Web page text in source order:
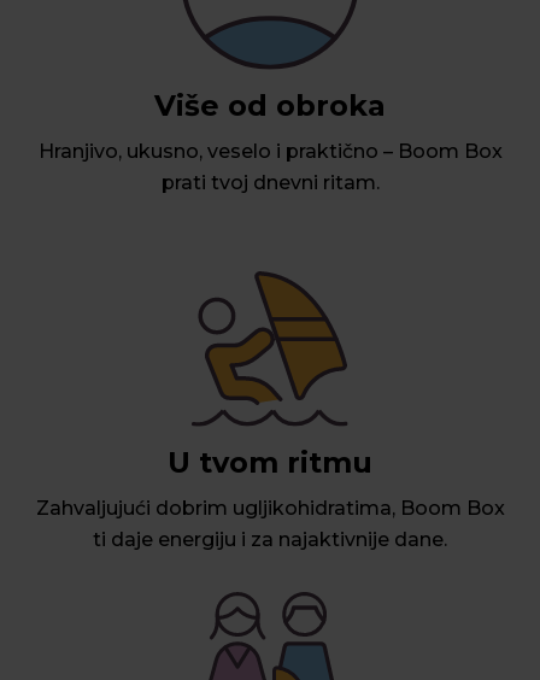
Više od obroka
Hranjivo, ukusno, veselo i praktično – Boom Box
prati tvoj dnevni ritam.
U tvom ritmu
Zahvaljujući dobrim ugljikohidratima, Boom Box
ti daje energiju i za najaktivnije dane.